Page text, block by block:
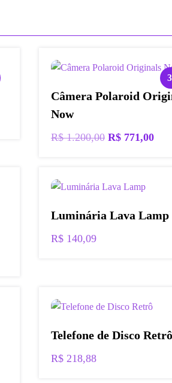
Câmera Polaroid
Now
R$1.200,00 O
era:
R$771,00O
Luminária Lava Lamp
R$140,09
Telefone de Disco Retrô
R$218,88